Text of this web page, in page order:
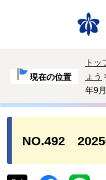
現在の位置
トッ
ょう
年9
NO.492 2025